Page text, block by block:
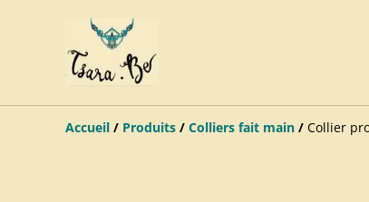
Accueil / Produits / Colliers fait main / Collier